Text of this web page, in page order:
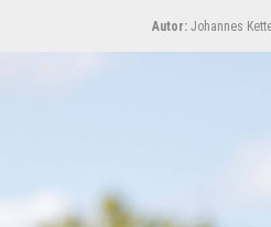
Autor: Johannes